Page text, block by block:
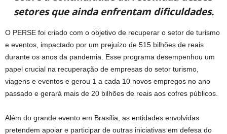
setores que ainda enfrentam dificuldades.
O PERSE foi criado com o objetivo de recuperar o setor de turismo
e eventos, impactado por um prejuízo de 515 bilhões de reais
durante os anos da pandemia. Esse programa desempenhou um
papel crucial na recuperação de empresas do setor turismo,
viagens e eventos e gerou 1 a cada 10 novos empregos no ano
passado e gerará mais de 20 bilhões de reais aos cofres públicos.
Além do grande evento em Brasília, as entidades envolvidas
pretendem apoiar e participar de outras iniciativas em defesa do